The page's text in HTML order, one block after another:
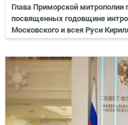
Глава Приморской митрополии
посвященных годовщине
Московского и всея Руси